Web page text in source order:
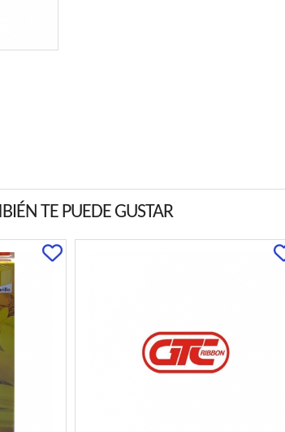
TE PUEDE GUSTAR